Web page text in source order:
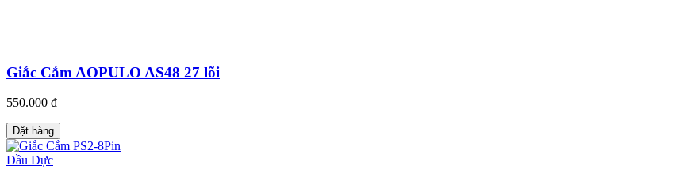
Giắc Cắm AOPULO AS48 27 lõi
550.000 đ
Đặt hàng